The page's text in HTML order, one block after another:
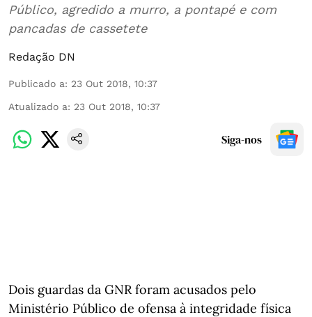
Público, agredido a murro, a pontapé e com
pancadas de cassetete
Redação DN
Publicado a: 23 Out 2018, 10:37
Atualizado a: 23 Out 2018, 10:37
Siga-nos
Dois guardas da GNR foram acusados pelo
Ministério Público de ofensa à integridade física